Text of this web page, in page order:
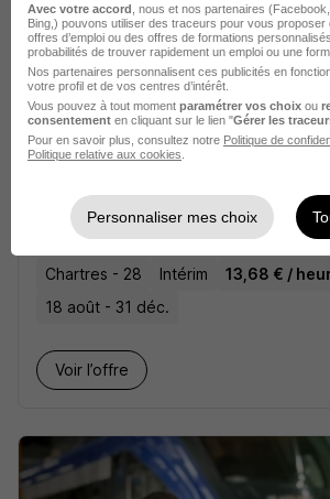
Voir l’offre
Agent de Conditionnement
Groupe Synergie
Chartres - 28 Intérim
13,68 € /
18 août - 31 déc.
Voir l’offre
Avec votre accord , nous et nos partenaires (Facebook,
Bing,) pouvons utiliser des traceurs pour vous proposer
offres d’emploi ou des offres de formations
probabilités de trouver rapidement un emploi ou une
Nos partenaires personnalisent ces publicités en
votre profil et de vos centres d’intérêt.
Vous pouvez à tout moment paramétrer vos choix ou
consentement en cliquant sur le lien "Gérer les
Pour en savoir plus, consultez notre Politique de
Politique relative aux cookies
Personnaliser mes choix